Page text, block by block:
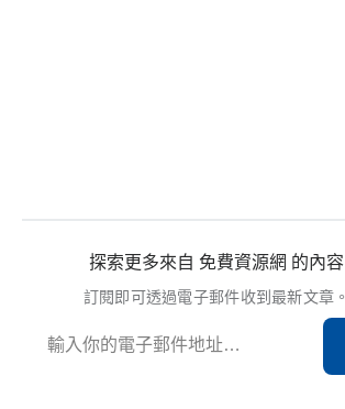
探索更多來自 免費資源網 的內容
訂閱即可透過電子郵件收到最新文章。